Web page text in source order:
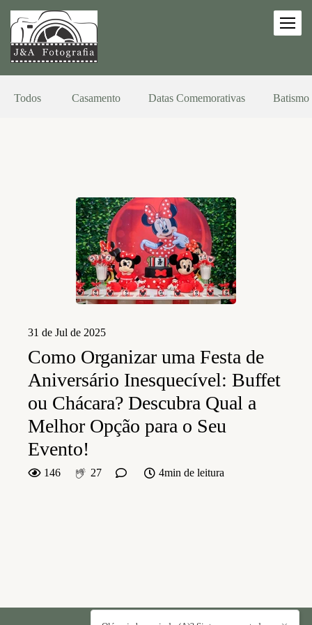
Todos Casamento Datas Comemorativas
31 de Jul de 2025
Como Organizar uma Festa de
Aniversário Inesquecível: Buffet
ou Chácara? Descubra Qual a
Melhor Opção para o Seu
Evento!
146 27 4min de leitura